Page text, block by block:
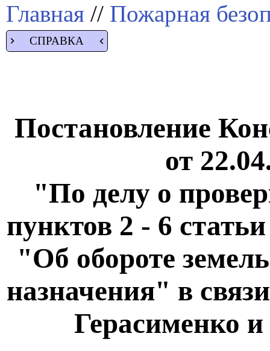
Главная // Пожарная
СПРАВКА
Постановление
от
"По делу о
пунктов 2 - 6
"Об обороте
назначения" в
Герасименко